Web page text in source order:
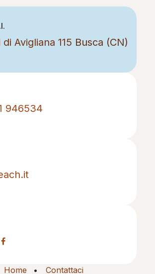
Avigliana 115 Busca (CN)
946534
Home • Contattaci